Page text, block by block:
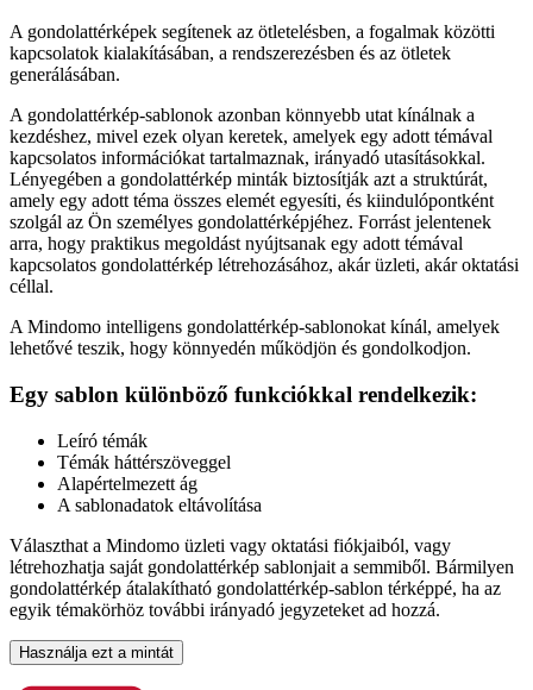
A gondolattérképek segítenek az ötletelésben, a fogalmak közötti
kapcsolatok kialakításában, a rendszerezésben és az ötletek
generálásában.
A gondolattérkép-sablonok azonban könnyebb utat kínálnak a
kezdéshez, mivel ezek olyan keretek, amelyek egy adott témával
kapcsolatos információkat tartalmaznak, irányadó utasításokkal.
Lényegében a gondolattérkép minták biztosítják azt a struktúrát,
amely egy adott téma összes elemét egyesíti, és kiindulópontként
szolgál az Ön személyes gondolattérképjéhez. Forrást jelentenek
arra, hogy praktikus megoldást nyújtsanak egy adott témával
kapcsolatos gondolattérkép létrehozásához, akár üzleti, akár oktatási
céllal.
A Mindomo intelligens gondolattérkép-sablonokat kínál, amelyek
lehetővé teszik, hogy könnyedén működjön és gondolkodjon.
Egy sablon különböző funkciókkal rendelkezik:
Leíró témák
Témák háttérszöveggel
Alapértelmezett ág
A sablonadatok eltávolítása
Választhat a Mindomo üzleti vagy oktatási fiókjaiból, vagy
létrehozhatja saját gondolattérkép sablonjait a semmiből. Bármilyen
gondolattérkép átalakítható gondolattérkép-sablon térképpé, ha az
egyik témakörhöz további irányadó jegyzeteket ad hozzá.
Használja ezt a mintát